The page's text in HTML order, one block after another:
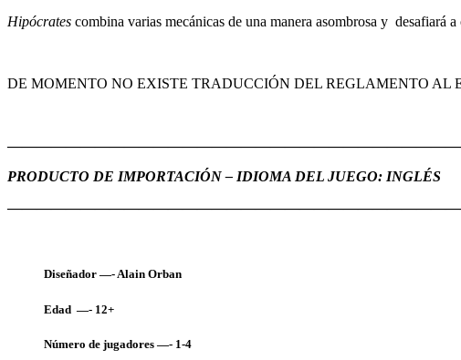
Hipócrates combina varias mecánicas de una manera asombrosa y desafiará
DE MOMENTO NO EXISTE TRADUCCIÓN DEL REGLAMENTO AL
PRODUCTO DE IMPORTACIÓN – IDIOMA DEL JUEGO: INGLÉS
Diseñador —- Alain Orban
Edad —- 12+
Número de jugadores —- 1-4